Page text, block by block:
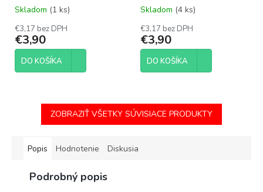
Skladom (1 ks)
€3,17 bez DPH
€3,90
DO KOŠÍKA
Skladom (4 ks)
€3,17 bez DPH
€3,90
DO KOŠÍKA
ZOBRAZIŤ VŠETKY SÚVISIACE PRODUKTY
Popis Hodnotenie Diskusia
Podrobný popis